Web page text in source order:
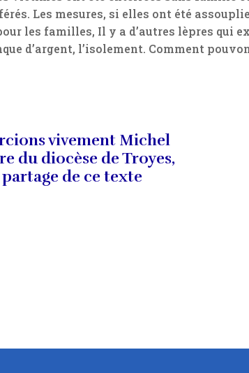
Les mesures, si elles ont été
les familles, Il y a d’autres lèpres qui
d’argent, l’isolement. Comment
vivement Michel
du diocèse de Troyes,
de ce texte